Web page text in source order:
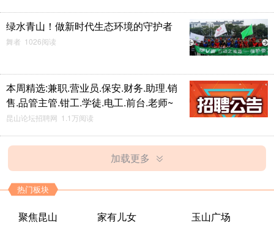
绿水青山！做新时代生态环境的守护者
舞者 1026阅读
本周精选:兼职.营业员.保安.财务.助理.销
售.品管主管.钳工.学徒.电工.前台.老师~
昆山论坛招聘网 1.1万阅读
加载更多
热门板块
聚焦昆山 家有儿女 玉山广场